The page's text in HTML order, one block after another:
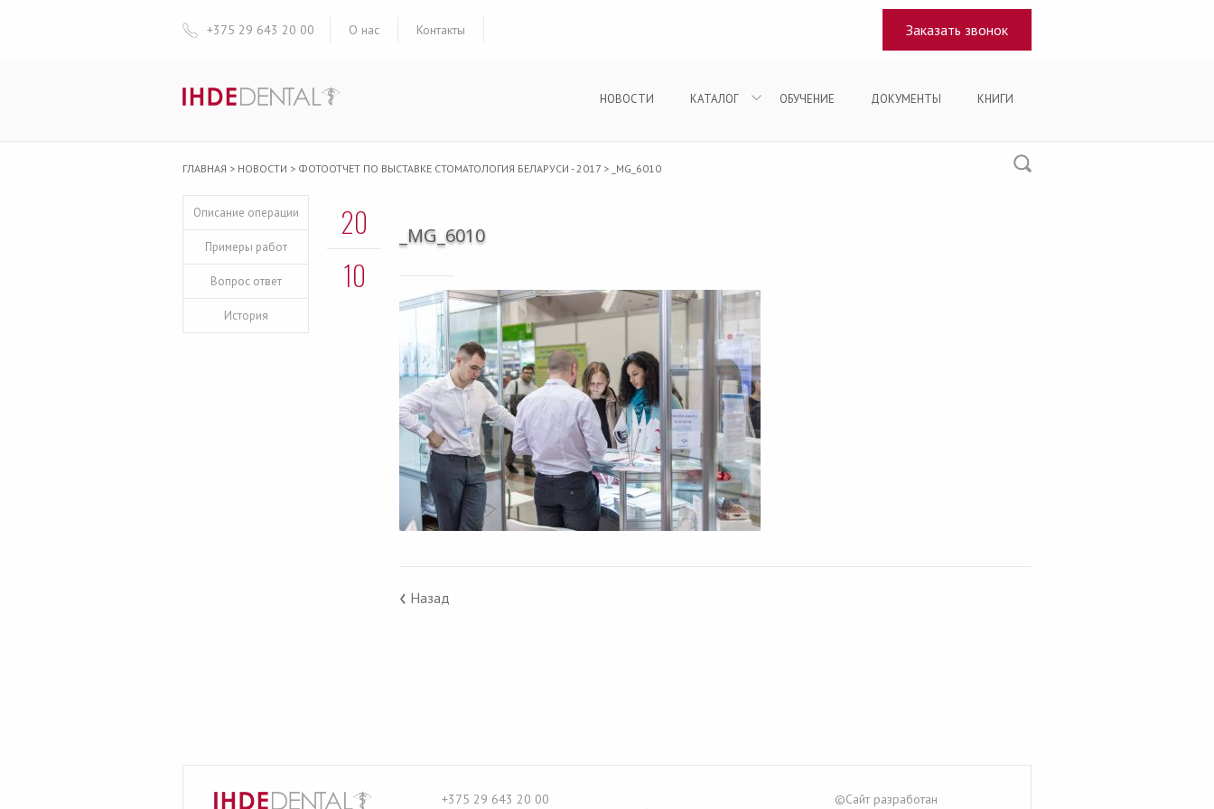
+375 29 643 20 00 О нас Контакты Заказать звонок
НОВОСТИ КАТАЛОГ ОБУЧЕНИЕ ДОКУМЕНТЫ КНИГИ
ГЛАВНАЯ > НОВОСТИ > ФОТООТЧЕТ ПО ВЫСТАВКЕ СТОМАТОЛОГИЯ БЕЛАРУСИ - 2017 > _MG_6010
Описание операции
Примеры работ
Вопрос ответ
История
20
10
_MG_6010
‹ Назад
+375 29 643 20 00
©Сайт разработан